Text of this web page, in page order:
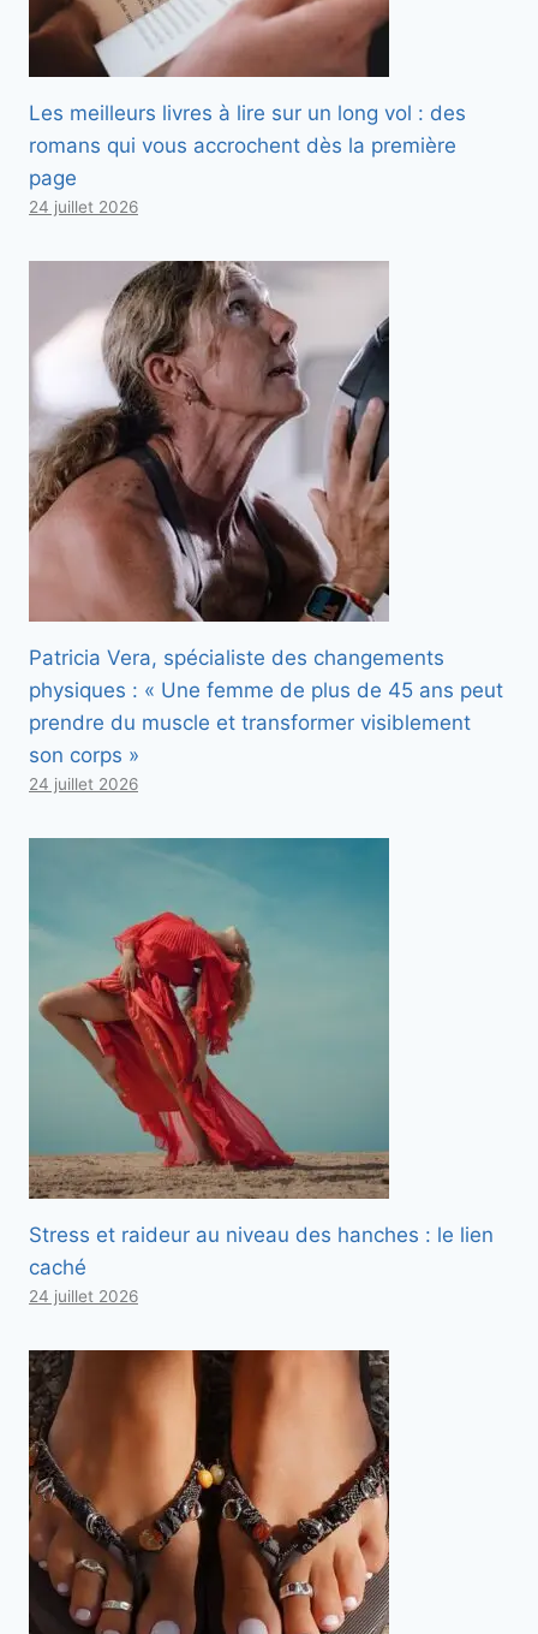
Les meilleurs livres à lire sur un long vol : des
romans qui vous accrochent dès la première
page
24 juillet 2026
Patricia Vera, spécialiste des changements
physiques : « Une femme de plus de 45 ans peut
prendre du muscle et transformer visiblement
son corps »
24 juillet 2026
Stress et raideur au niveau des hanches : le lien
caché
24 juillet 2026